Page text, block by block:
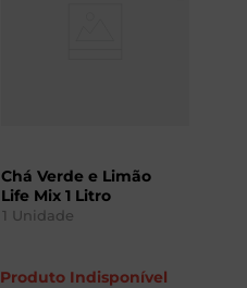
Produto Indisponível
Chá Verde e Limão
Life Mix 1 Litro
1 Unidade